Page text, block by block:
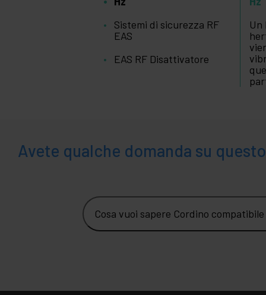
Sistemi di sicurezza RF
EAS
EAS RF Disattivatore
Un
Avete qualche domanda su
Cosa vuoi sapere Cordino